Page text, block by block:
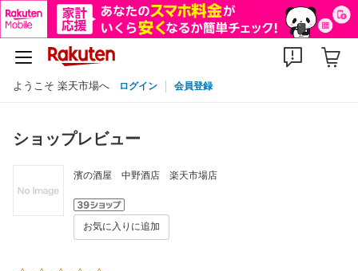
ようこそ 楽天市場へ ログイン 会員登録
ショップレビュー
濱の酒屋 中野酒店 楽天市場店
お気に入りに追加